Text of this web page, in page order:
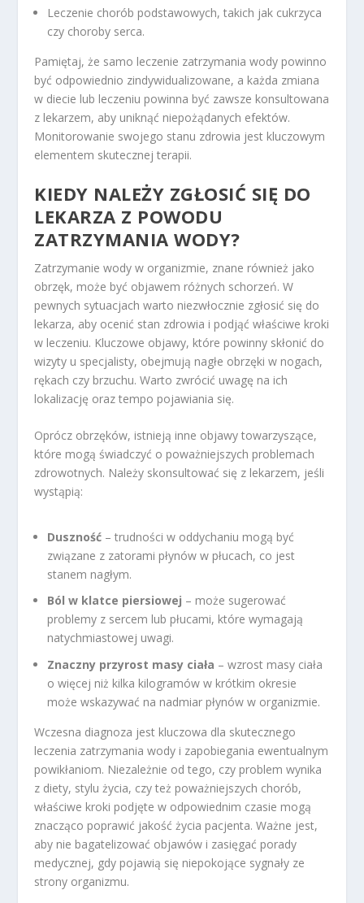
Leczenie chorób podstawowych, takich jak cukrzyca
czy choroby serca.
Pamiętaj, że samo leczenie zatrzymania wody powinno
być odpowiednio zindywidualizowane, a każda zmiana
w diecie lub leczeniu powinna być zawsze konsultowana
z lekarzem, aby uniknąć niepożądanych efektów.
Monitorowanie swojego stanu zdrowia jest kluczowym
elementem skutecznej terapii.
KIEDY NALEŻY ZGŁOSIĆ SIĘ DO
LEKARZA Z POWODU
ZATRZYMANIA WODY?
Zatrzymanie wody w organizmie, znane również jako
obrzęk, może być objawem różnych schorzeń. W
pewnych sytuacjach warto niezwłocznie zgłosić się do
lekarza, aby ocenić stan zdrowia i podjąć właściwe kroki
w leczeniu. Kluczowe objawy, które powinny skłonić do
wizyty u specjalisty, obejmują nagłe obrzęki w nogach,
rękach czy brzuchu. Warto zwrócić uwagę na ich
lokalizację oraz tempo pojawiania się.
Oprócz obrzęków, istnieją inne objawy towarzyszące,
które mogą świadczyć o poważniejszych problemach
zdrowotnych. Należy skonsultować się z lekarzem, jeśli
wystąpią:
Duszność – trudności w oddychaniu mogą być
związane z zatorami płynów w płucach, co jest
stanem nagłym.
Ból w klatce piersiowej – może sugerować
problemy z sercem lub płucami, które wymagają
natychmiastowej uwagi.
Znaczny przyrost masy ciała – wzrost masy ciała
o więcej niż kilka kilogramów w krótkim okresie
może wskazywać na nadmiar płynów w organizmie.
Wczesna diagnoza jest kluczowa dla skutecznego
leczenia zatrzymania wody i zapobiegania ewentualnym
powikłaniom. Niezależnie od tego, czy problem wynika
z diety, stylu życia, czy też poważniejszych chorób,
właściwe kroki podjęte w odpowiednim czasie mogą
znacząco poprawić jakość życia pacjenta. Ważne jest,
aby nie bagatelizować objawów i zasięgać porady
medycznej, gdy pojawią się niepokojące sygnały ze
strony organizmu.